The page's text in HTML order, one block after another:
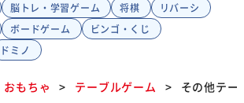
脳トレ・学習ゲーム 将棋
リバーシ
ボードゲーム
ビンゴ・くじ
ドミノ
おもちゃ テーブルゲーム その他テー